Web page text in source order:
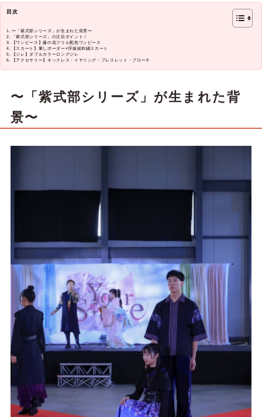
目次
〜「紫式部シリーズ」が生まれた背景〜
「紫式部シリーズ」の注目ポイント！
【ワンピース】藤の花フリル配色ワンピース
【スカート】暈しボーダー×浮線綾刺繍スカート
【ジレ】ダブルカラーロングジレ
【アクセサリー】ネックレス・イヤリング・ブレスレット・ブローチ
〜「紫式部シリーズ」が生まれた背
景〜